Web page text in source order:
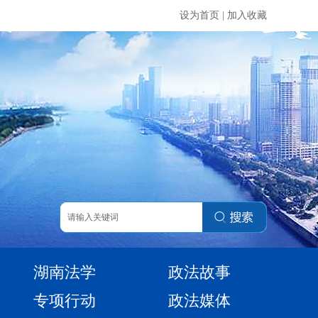
设为首页 加入收藏
湖南法学
政法故事
专项行动
政法媒体